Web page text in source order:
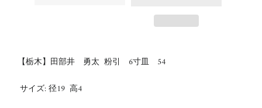
【栃木】田部井 勇太 粉引 6寸皿 54
サイズ:径19 高4